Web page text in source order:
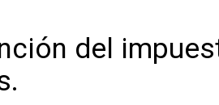
del